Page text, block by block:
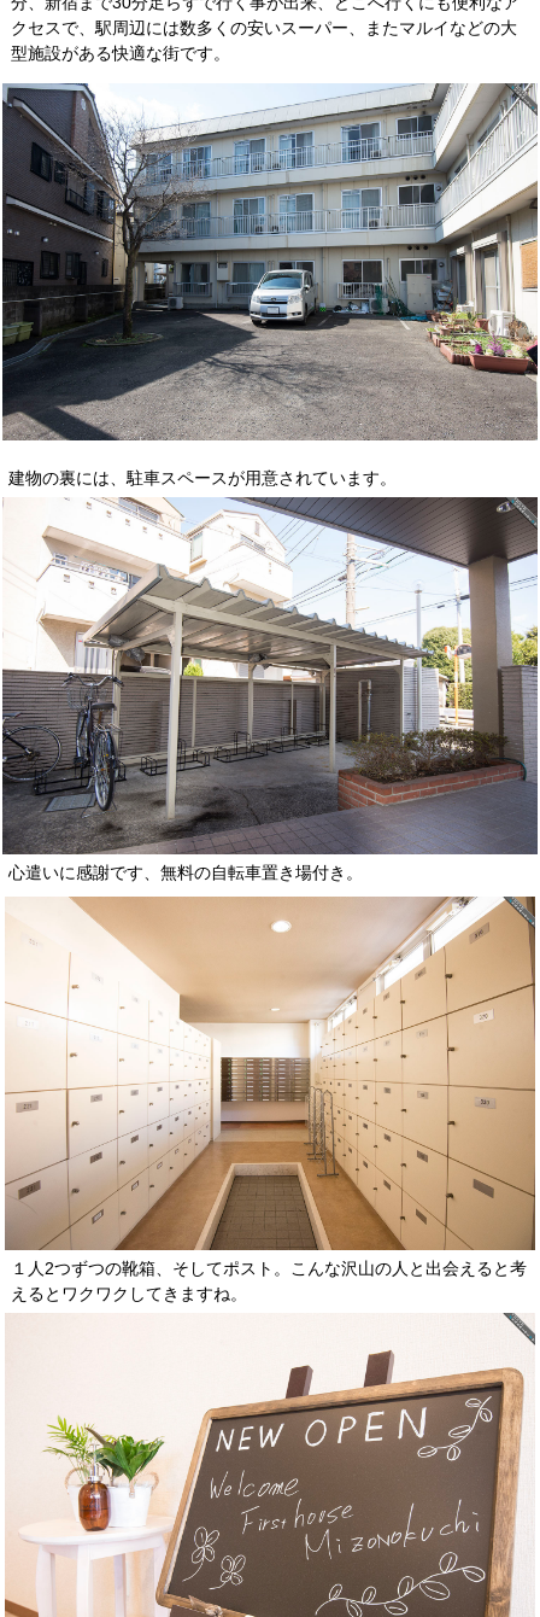
クセスで、駅周辺には数多くの安いスーパー、またマルイなどの大
型施設がある快適な街です。
建物の裏には、駐車スペースが用意されています。
心遣いに感謝です、無料の自転車置き場付き。
１人2つずつの靴箱、そしてポスト。こんな沢山の人と出会えると考
えるとワクワクしてきますね。